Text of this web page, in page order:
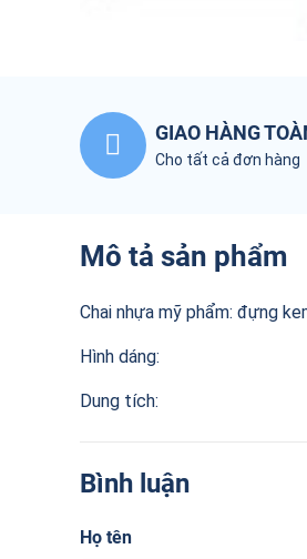
GIAO HÀNG
Cho tất cả đơn hàng
Mô tả sản phẩm
Chai nhựa mỹ phẩm: đựng
Hình dáng:
Dung tích:
Bình luận
Họ tên